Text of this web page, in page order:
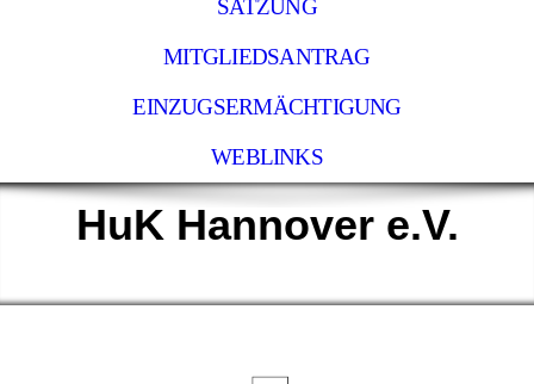
SATZUNG
MITGLIEDSANTRAG
EINZUGSERMÄCHTIGUNG
WEBLINKS
HuK Hannover e.V.